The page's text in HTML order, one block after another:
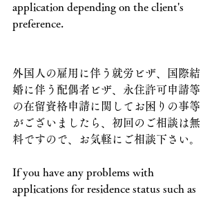
application depending on the client's
preference.
外国人の雇用に伴う就労ビザ、国際結
婚に伴う配偶者ビザ、永住許可申請等
の在留資格申請に関してお困りの事等
がございましたら、初回のご相談は無
料ですので、お気軽にご相談下さい。
If you have any problems with
applications for residence status such as